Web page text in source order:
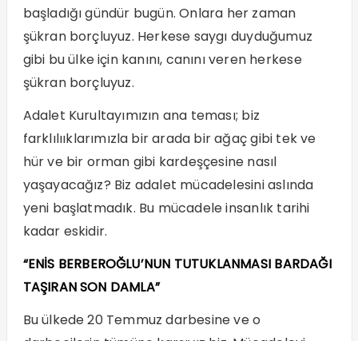
başladığı gündür bugün. Onlara her zaman
şükran borçluyuz. Herkese saygı duyduğumuz
gibi bu ülke için kanını, canını veren herkese
şükran borçluyuz.
Adalet Kurultayımızın ana teması; biz
farklılııklarımızla bir arada bir ağaç gibi tek ve
hür ve bir orman gibi kardeşçesine nasıl
yaşayacağız? Biz adalet mücadelesini aslında
yeni başlatmadık. Bu mücadele insanlık tarihi
kadar eskidir.
“ENİS BERBEROĞLU’NUN TUTUKLANMASI BARDAĞI
TAŞIRAN SON DAMLA”
Bu ülkede 20 Temmuz darbesine ve o